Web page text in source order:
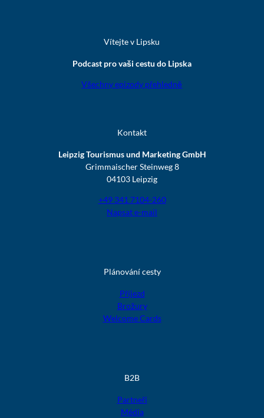
Vítejte v Lipsku
Podcast pro vaši cestu do Lipska
Všechny epizody přehledně
Kontakt
Leipzig Tourismus und Marketing GmbH
Grimmaischer Steinweg 8
04103 Leipzig
+49 341 7104-260
Napsat e-mail
Plánování cesty
Příjezd
Brožury
Welcome Cards
B2B
Partneři
Média